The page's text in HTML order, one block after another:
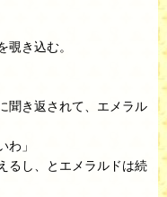
覗き込む。
聞き返されて、エメラル
わ」
るし、とエメラルドは続